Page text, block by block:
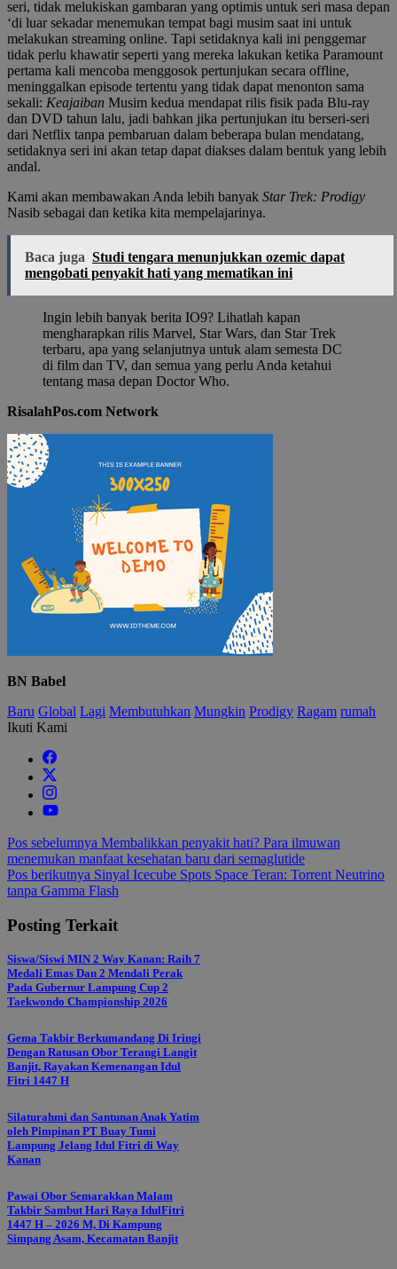
seri, tidak melukiskan gambaran yang optimis untuk seri masa depan
‘di luar sekadar menemukan tempat bagi musim saat ini untuk
melakukan streaming online. Tapi setidaknya kali ini penggemar
tidak perlu khawatir seperti yang mereka lakukan ketika Paramount
pertama kali mencoba menggosok pertunjukan secara offline,
meninggalkan episode tertentu yang tidak dapat menonton sama
sekali: Keajaiban Musim kedua mendapat rilis fisik pada Blu-ray
dan DVD tahun lalu, jadi bahkan jika pertunjukan itu berseri-seri
dari Netflix tanpa pembaruan dalam beberapa bulan mendatang,
setidaknya seri ini akan tetap dapat diakses dalam bentuk yang lebih
andal.
Kami akan membawakan Anda lebih banyak Star Trek: Prodigy
Nasib sebagai dan ketika kita mempelajarinya.
Baca juga Studi tengara menunjukkan ozemic dapat
mengobati penyakit hati yang mematikan ini
Ingin lebih banyak berita IO9? Lihatlah kapan
mengharapkan rilis Marvel, Star Wars, dan Star Trek
terbaru, apa yang selanjutnya untuk alam semesta DC
di film dan TV, dan semua yang perlu Anda ketahui
tentang masa depan Doctor Who.
RisalahPos.com Network
BN Babel
Baru Global Lagi Membutuhkan Mungkin Prodigy Ragam rumah
Ikuti Kami
Navigasi
pos
Pos sebelumnya Membalikkan penyakit hati? Para ilmuwan
menemukan manfaat kesehatan baru dari semaglutide
Pos berikutnya Sinyal Icecube Spots Space Teran: Torrent Neutrino
tanpa Gamma Flash
Posting Terkait
Siswa/Siswi MIN 2 Way Kanan: Raih 7
Medali Emas Dan 2 Mendali Perak
Pada Gubernur Lampung Cup 2
Taekwondo Championship 2026
Gema Takbir Berkumandang Di Iringi
Dengan Ratusan Obor Terangi Langit
Banjit, Rayakan Kemenangan Idul
Fitri 1447 H
Silaturahmi dan Santunan Anak Yatim
oleh Pimpinan PT Buay Tumi
Lampung Jelang Idul Fitri di Way
Kanan
Pawai Obor Semarakkan Malam
Takbir Sambut Hari Raya IdulFitri
1447 H – 2026 M, Di Kampung
Simpang Asam, Kecamatan Banjit